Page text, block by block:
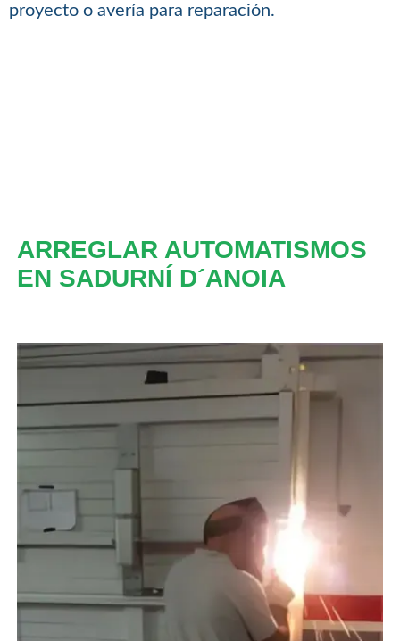
proyecto o avería para reparación.
ARREGLAR AUTOMATISMOS
EN SADURNÍ D´ANOIA